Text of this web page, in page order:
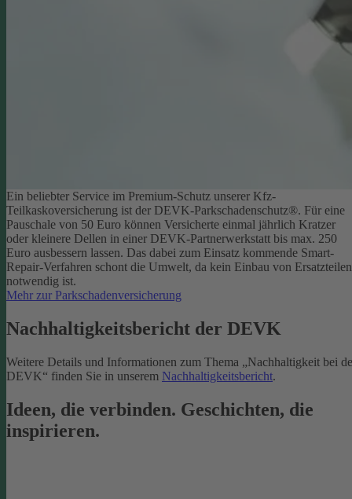
Ein beliebter Service im Premium-Schutz unserer Kfz-
Teilkaskoversicherung ist der DEVK-Parkschadenschutz®. Für eine
Pauschale von 50 Euro können Versicherte einmal jährlich Kratzer
oder kleinere Dellen in einer DEVK-Partnerwerkstatt bis max. 250
Euro ausbessern lassen. Das dabei zum Einsatz kommende Smart-
Repair-Verfahren schont die Umwelt, da kein Einbau von Ersatzteilen
notwendig ist.
Mehr zur Parkschadenversicherung
Nachhaltigkeitsbericht der DEVK
Weitere Details und Informationen zum Thema „Nachhaltigkeit bei
DEVK“ finden Sie in unserem Nachhaltigkeitsbericht.
Ideen, die verbinden. Geschichten, die
inspirieren.